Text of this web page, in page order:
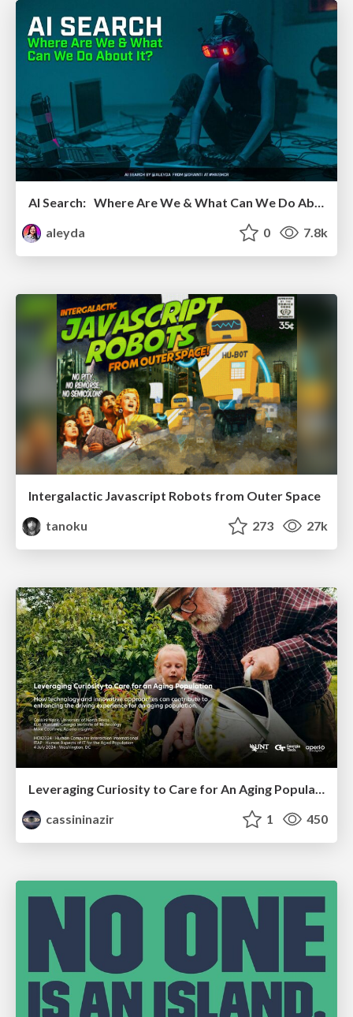
aleyda
0 7.8k
Intergalactic Javascript Robots from Outer Space
tanoku
273 27k
Leveraging Curiosity to Care for An Aging Population
cassininazir
1 450